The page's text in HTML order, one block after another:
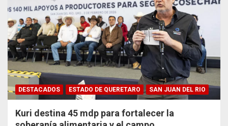
DESTACADOS ESTADO DE QUERETARO SAN JUAN DEL RIO
Kuri destina 45 mdp para fortalecer la